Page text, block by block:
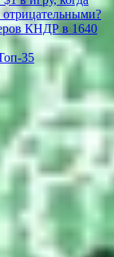
отрицательными?
КНДР в 1640
35